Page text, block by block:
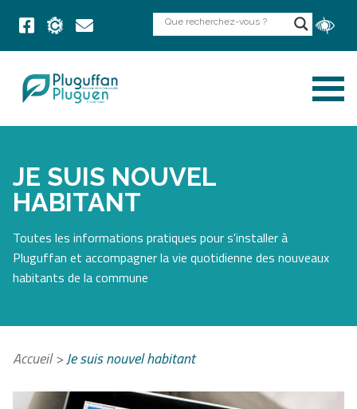
JE SUIS NOUVEL
HABITANT
Toutes les informations pratiques pour s'installer à
Pluguffan et accompagner la vie quotidienne des nouveaux
habitants de la commune
Accueil>Je suis nouvel habitant